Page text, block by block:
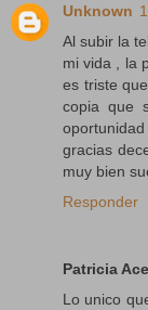
Unknown
Al subir la
mi vida , la
es triste
copia que
gracias
muy bien
Responder
Patricia
Lo unico